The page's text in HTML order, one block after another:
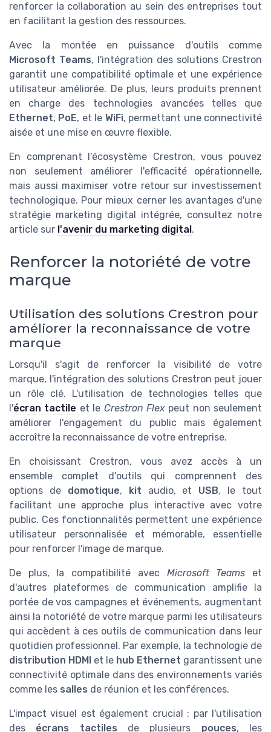
renforcer la collaboration au sein des entreprises tout
en facilitant la gestion des ressources.
Avec la montée en puissance d'outils comme
Microsoft Teams, l'intégration des solutions Crestron
garantit une compatibilité optimale et une expérience
utilisateur améliorée. De plus, leurs produits prennent
en charge des technologies avancées telles que
Ethernet, PoE, et le WiFi, permettant une connectivité
aisée et une mise en œuvre flexible.
En comprenant l'écosystème Crestron, vous pouvez
non seulement améliorer l'efficacité opérationnelle,
mais aussi maximiser votre retour sur investissement
technologique. Pour mieux cerner les avantages d'une
stratégie marketing digital intégrée, consultez notre
article sur l'avenir du marketing digital.
Renforcer la notoriété de votre
marque
Utilisation des solutions Crestron pour
améliorer la reconnaissance de votre
marque
Lorsqu'il s'agit de renforcer la visibilité de votre
marque, l'intégration des solutions Crestron peut jouer
un rôle clé. L'utilisation de technologies telles que
l'écran tactile et le Crestron Flexpeut non seulement
améliorer l'engagement du public mais également
accroître la reconnaissance de votre entreprise.
En choisissant Crestron, vous avez accès à un
ensemble complet d'outils qui comprennent des
options de domotique, kit audio, et USB, le tout
facilitant une approche plus interactive avec votre
public. Ces fonctionnalités permettent une expérience
utilisateur personnalisée et mémorable, essentielle
pour renforcer l'image de marque.
De plus, la compatibilité avec Microsoft Teams et
d'autres plateformes de communication amplifie la
portée de vos campagnes et événements, augmentant
ainsi la notoriété de votre marque parmi les utilisateurs
qui accèdent à ces outils de communication dans leur
quotidien professionnel. Par exemple, la technologie de
distribution HDMI
et le hub Ethernet garantissent une
connectivité optimale dans des environnements variés
comme les salles de réunion et les conférences.
L'impact visuel est également crucial : par l'utilisation
des écrans tactiles de plusieurs pouces, les